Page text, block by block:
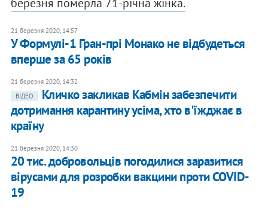
березня померла 71-річна жінка.
21 березня 2020, 14:57
У Формулі-1 Гран-прі Монако не відбудеться
вперше за 65 років
21 березня 2020, 14:32
ВІДЕО
Кличко закликав Кабмін забезпечити
дотримання карантину усіма, хто в'їжджає в
країну
21 березня 2020, 14:30
20 тис. добровольців погодилися заразитися
вірусами для розробки вакцини проти COVID-
19